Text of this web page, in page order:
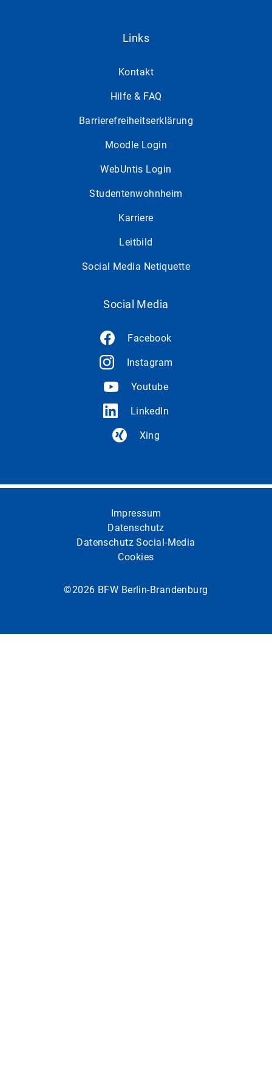
Links
Kontakt
Hilfe & FAQ
Barrierefreiheitserklärung
Moodle Login
WebUntis Login
Studentenwohnheim
Karriere
Leitbild
Social Media Netiquette
Social Media
Facebook
Instagram
Youtube
LinkedIn
Xing
Impressum
Datenschutz
Datenschutz Social-Media
Cookies
©2026 BFW Berlin-Brandenburg